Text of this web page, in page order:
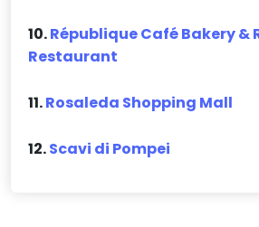
10.République Café Bakery &
Restaurant
11.Rosaleda Shopping Mall
12.Scavi di Pompei